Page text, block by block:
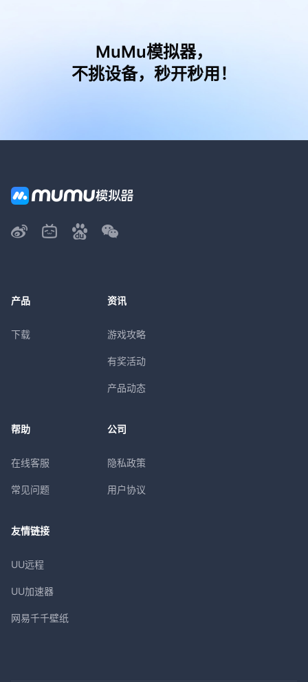
MuMu模拟器，
不挑设备，秒开秒用！
产品
下载
资讯
游戏攻略
有奖活动
产品动态
帮助
在线客服
常见问题
公司
隐私政策
用户协议
友情链接
UU远程
UU加速器
网易千千壁纸